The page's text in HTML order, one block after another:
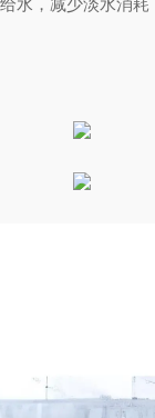
，减少淡水消耗